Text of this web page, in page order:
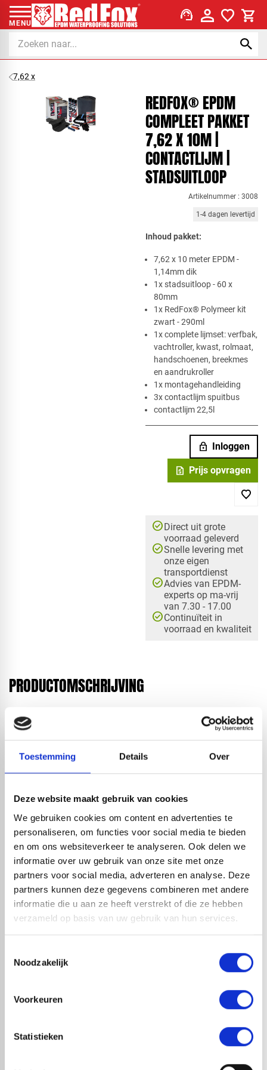
Toestemming Details Over
Deze website maakt gebruik van cookies
We gebruiken cookies om content en advertenties te
personaliseren, om functies voor social media te bieden
en om ons websiteverkeer te analyseren. Ook delen we
informatie over uw gebruik van onze site met onze
partners voor social media, adverteren en analyse. Deze
partners kunnen deze gegevens combineren met andere
informatie die u aan ze heeft verstrekt of die ze hebben
verzameld op basis van uw gebruik van hun services.
Noodzakelijk
Voorkeuren
Statistieken
MENU support_agent
7,62 x
REDFOX® EPDM
COMPLEET PAKKET
7,62 X 10M |
CONTACTLIJM |
STADSUITLOOP
Artikelnummer : 3008
1-4 dagen levertijd
Inhoud p​akket:​
​7,62 x 10 meter EPDM -
1,14mm dik
1x stadsuitloop - 60 x
80mm
1x RedFox® Polymeer kit
zwart - 290ml
1x complete lijmset: verfbak,
vachtroller, kwast, rolmaat,
handschoenen, breekmes
en aandrukroller
1x montagehandleiding
3x contactlijm spuitbus
contactlijm 22,5l
lock Inloggen
request_quote Prijs opvragen
check_circleDirect uit grote
voorraad geleverd
check_circleSnelle levering met
onze eigen
transportdienst
check_circleAdvies van EPDM-
experts op ma-vrij
van 7.30 - 17.00
check_circleContinuïteit in
voorraad en kwaliteit
PRODUCTOMSCHRIJVING
RedFox® biedt complete pakketten met alle
benodigdheden om een dak waterdicht te maken. In deze
variatie tussen een stadsuitloop of een onderuitloop en
tussen contact- of bodemlijm. Bij het bestellen van het
hoeveelheid lijm geleverd zodat u niks te kort komt. Met
een compleet pakket kan elke doe-het-zelver aan de slag
met EPDM-dakbedekking. Wij raden aan om circa 30 cm
rondom extra op te tellen bij de netto dakmaat i.v.m. de
opstaande randen bij het dak, wat zorgt voor overlapping.
check_circleA-merk met KOMO® keurmerk
check_circleLeverancier met expertise in EPDM-verwerking
HANDIG OM ER BIJ TE KOPEN